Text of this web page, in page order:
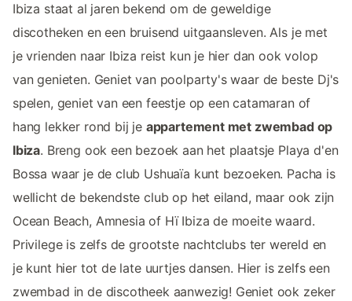
Ibiza staat al jaren bekend om de geweldige
discotheken en een bruisend uitgaansleven. Als je met
je vrienden naar Ibiza reist kun je hier dan ook volop
van genieten. Geniet van poolparty's waar de beste Dj's
spelen, geniet van een feestje op een catamaran of
hang lekker rond bij je appartement met zwembad op
Ibiza. Breng ook een bezoek aan het plaatsje Playa d'en
Bossa waar je de club Ushuaïa kunt bezoeken. Pacha is
wellicht de bekendste club op het eiland, maar ook zijn
Ocean Beach, Amnesia of Hï Ibiza de moeite waard.
Privilege is zelfs de grootste nachtclubs ter wereld en
je kunt hier tot de late uurtjes dansen. Hier is zelfs een
zwembad in de discotheek aanwezig! Geniet ook zeker